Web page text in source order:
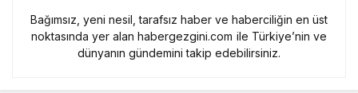
Bağımsız, yeni nesil, tarafsız haber ve haberciliğin en üst
noktasında yer alan habergezgini.com ile Türkiye’nin ve
dünyanın gündemini takip edebilirsiniz.